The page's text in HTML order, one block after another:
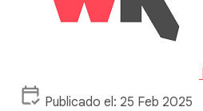
Publicado el: 25 Feb 2025